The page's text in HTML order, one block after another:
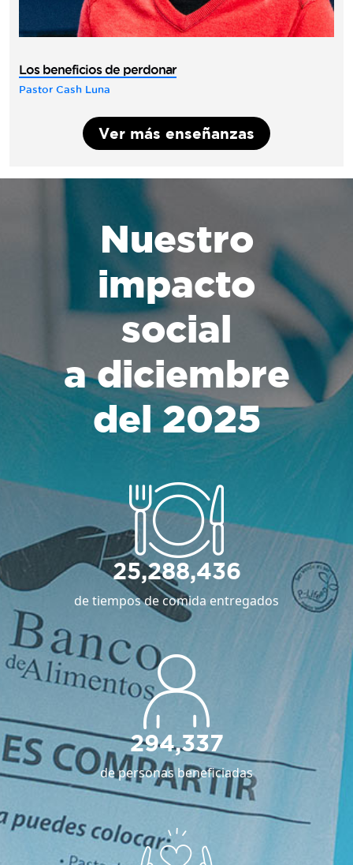
Los beneficios de perdonar
Pastor Cash Luna
Ver más enseñanzas
Nuestro
impacto
social
a diciembre
del 2025
25,288,436
de tiempos de comida entregados
294,337
de personas beneficiadas